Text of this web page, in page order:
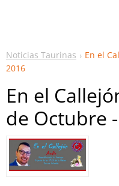
Noticias Taurinas
En el
2016
En el
de Octubre